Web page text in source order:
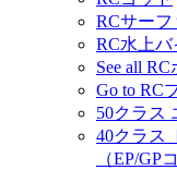
RCサーフ
RC水上バ
See all RC
Go to RC
50クラス
40クラス
（EP/GP